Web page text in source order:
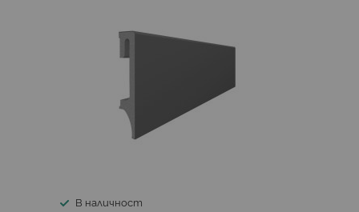
В наличност